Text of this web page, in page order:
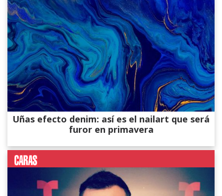
Uñas efecto denim: así es el nailart que será
furor en primavera